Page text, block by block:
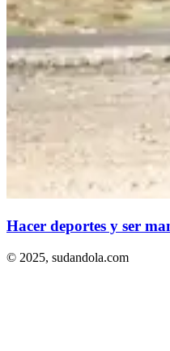
Hacer deportes y ser
© 2025, sudandola.com